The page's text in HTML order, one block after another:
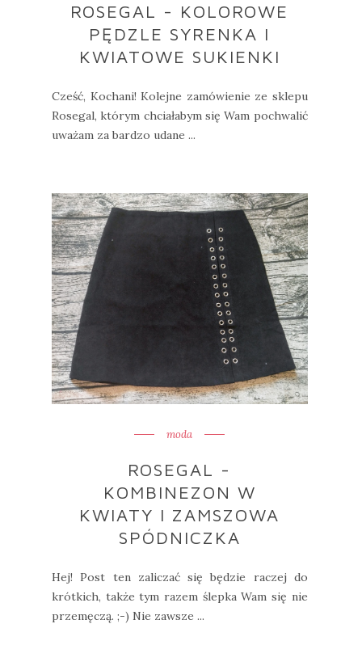
ROSEGAL - KOLOROWE
PĘDZLE SYRENKA I
KWIATOWE SUKIENKI
Cześć, Kochani! Kolejne zamówienie ze sklepu
Rosegal, którym chciałabym się Wam pochwalić
uważam za bardzo udane ...
moda
ROSEGAL -
KOMBINEZON W
KWIATY I ZAMSZOWA
SPÓDNICZKA
Hej! Post ten zaliczać się będzie raczej do
krótkich, także tym razem ślepka Wam się nie
przemęczą. ;-) Nie zawsze ...